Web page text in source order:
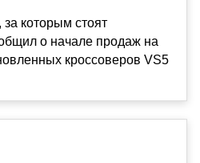
за которым стоят
о начале продаж на
кроссоверов VS5